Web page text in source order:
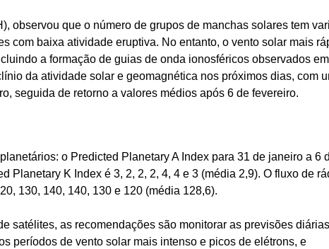
observou que o número de grupos de manchas solares tem
com baixa atividade eruptiva. No entanto, o vento solar mais
a formação de guias de onda ionosféricos observados
da atividade solar e geomagnética nos próximos dias, com
seguida de retorno a valores médios após 6 de fevereiro.
o Predicted Planetary A Index para 31 de janeiro a 6
Planetary K Index é 3, 2, 2, 2, 4, 4 e 3 (média 2,9). O fluxo de
130, 140, 140, 130 e 120 (média 128,6).
satélites, as recomendações são monitorar as previsões
períodos de vento solar mais intenso e picos de elétrons, e